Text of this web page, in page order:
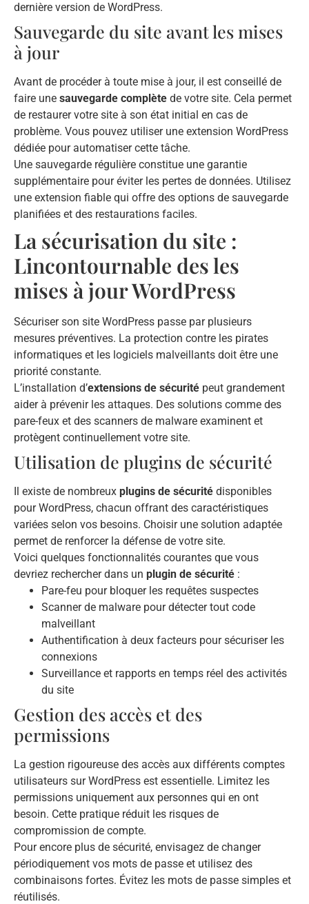
dernière version de WordPress.
Sauvegarde du site avant les mises
à jour
Avant de procéder à toute mise à jour, il est conseillé de
faire une sauvegarde complète de votre site. Cela permet
de restaurer votre site à son état initial en cas de
problème. Vous pouvez utiliser une extension WordPress
dédiée pour automatiser cette tâche.
Une sauvegarde régulière constitue une garantie
supplémentaire pour éviter les pertes de données. Utilisez
une extension fiable qui offre des options de sauvegarde
planifiées et des restaurations faciles.
La sécurisation du site :
Lincontournable des les
mises à jour WordPress
Sécuriser son site WordPress passe par plusieurs
mesures préventives. La protection contre les pirates
informatiques et les logiciels malveillants doit être une
priorité constante.
L’installation d’extensions de sécurité peut grandement
aider à prévenir les attaques. Des solutions comme des
pare-feux et des scanners de malware examinent et
protègent continuellement votre site.
Utilisation de plugins de sécurité
Il existe de nombreux plugins de sécurité disponibles
pour WordPress, chacun offrant des caractéristiques
variées selon vos besoins. Choisir une solution adaptée
permet de renforcer la défense de votre site.
Voici quelques fonctionnalités courantes que vous
devriez rechercher dans un plugin de sécurité :
Pare-feu pour bloquer les requêtes suspectes
Scanner de malware pour détecter tout code
malveillant
Authentification à deux facteurs pour sécuriser les
connexions
Surveillance et rapports en temps réel des activités
du site
Gestion des accès et des
permissions
La gestion rigoureuse des accès aux différents comptes
utilisateurs sur WordPress est essentielle. Limitez les
permissions uniquement aux personnes qui en ont
besoin. Cette pratique réduit les risques de
compromission de compte.
Pour encore plus de sécurité, envisagez de changer
périodiquement vos mots de passe et utilisez des
combinaisons fortes. Évitez les mots de passe simples et
réutilisés.